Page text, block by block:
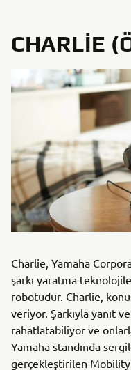
CHARLIE
Charlie, Yamaha
şarkı yaratma
robotudur. Charlie,
veriyor. Şarkıyla yanıt
rahatlatabiliyor ve
Yamaha standında
gerçekleştirilen Mobility